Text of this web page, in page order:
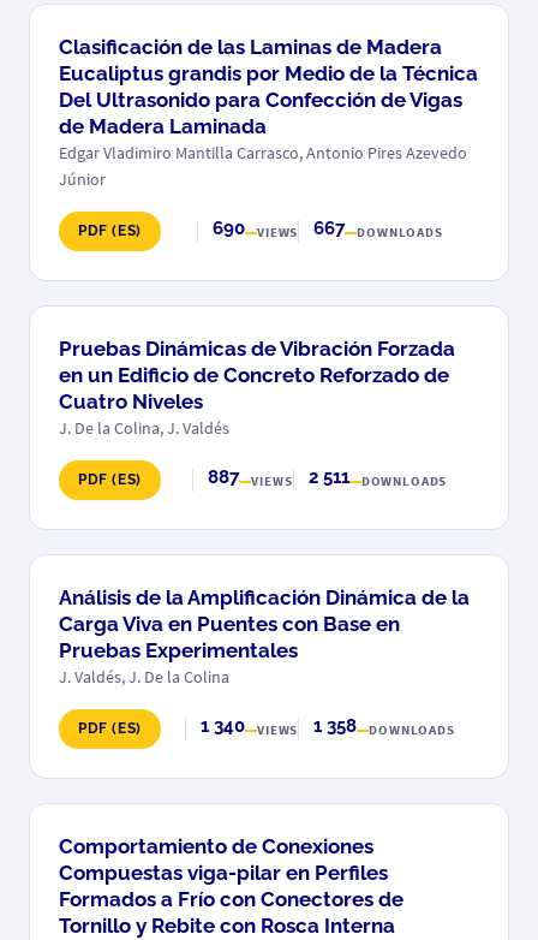
Clasificación de las Laminas de Madera
Eucaliptus grandis por Medio de la Técnica
Del Ultrasonido para Confección de Vigas
de Madera Laminada
Edgar Vladimiro Mantilla Carrasco, Antonio Pires Azevedo
Júnior
PDF (ES) 690 VIEWS 667 DOWNLOADS
Pruebas Dinámicas de Vibración Forzada
en un Edificio de Concreto Reforzado de
Cuatro Niveles
J. De la Colina, J. Valdés
PDF (ES) 887 VIEWS 2 511 DOWNLOADS
Análisis de la Amplificación Dinámica de la
Carga Viva en Puentes con Base en
Pruebas Experimentales
J. Valdés, J. De la Colina
PDF (ES) 1 340 VIEWS 1 358 DOWNLOADS
Comportamiento de Conexiones
Compuestas viga-pilar en Perfiles
Formados a Frío con Conectores de
Tornillo y Rebite con Rosca Interna